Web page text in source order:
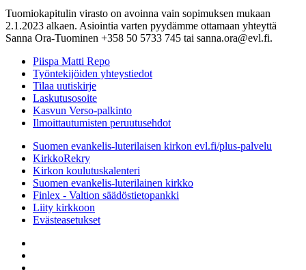
Tuomiokapitulin virasto on avoinna vain sopimuksen mukaan
2.1.2023 alkaen. Asiointia varten pyydämme ottamaan yhteyttä
Sanna Ora-Tuominen +358 50 5733 745 tai sanna.ora@evl.fi.
Piispa Matti Repo
Työntekijöiden yhteystiedot
Tilaa uutiskirje
Laskutusosoite
Kasvun Verso-palkinto
Ilmoittautumisten peruutusehdot
Suomen evankelis-luterilaisen kirkon evl.fi/plus-palvelu
KirkkoRekry
Kirkon koulutuskalenteri
Suomen evankelis-luterilainen kirkko
Finlex - Valtion säädöstietopankki
Liity kirkkoon
Evästeasetukset